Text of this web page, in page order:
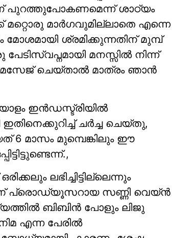
പുറത്തുപോകണമെന്ന് ശാഠ്യം
മറ്റൊരു മാര്‍ഗവുമില്ലാതെ എന്നെ
മോശമായി ശ്രമിക്കുന്നതിന് മുമ്പ്
മനസ്സില്‍ നിന്ന്
മെസേജ് ചെയ്താല്‍ മാത്രം ഞാന്‍
ഇന്‍ഡസ്ട്രിയില്‍
ചര്‍ച്ച ചെയ്തു,
6 മാസം മുമ്പെങ്കിലും ഈ
ലഭിച്ചിട്ടില്ലെന്നും
പ്രൊഡ്യൂസറായ സണ്ണി വെയ്ന്‍
ബിബിന്‍ പോളും ലിജു
എന്ന പേരില്‍